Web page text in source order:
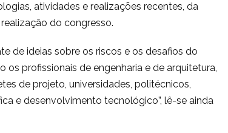
atividades e realizações recentes, da
do congresso.
de ideias sobre os riscos e os desafios do
profissionais de engenharia e de arquitetura,
de projeto, universidades, politécnicos,
e desenvolvimento tecnológico”, lê-se ainda